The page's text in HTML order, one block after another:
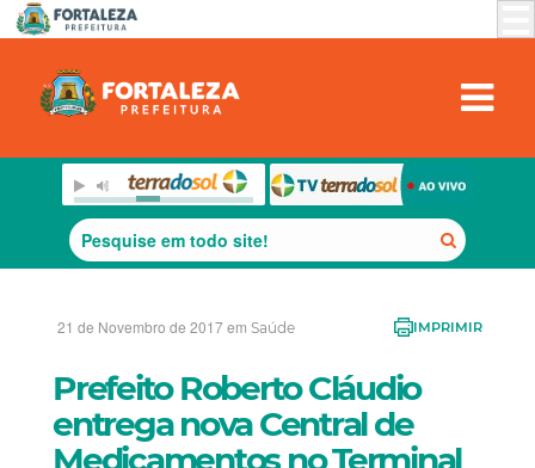
21 de Novembro de 2017 em Saúde IMPRIMIR
Prefeito Roberto Cláudio
entrega nova Central de
Medicamentos no Terminal